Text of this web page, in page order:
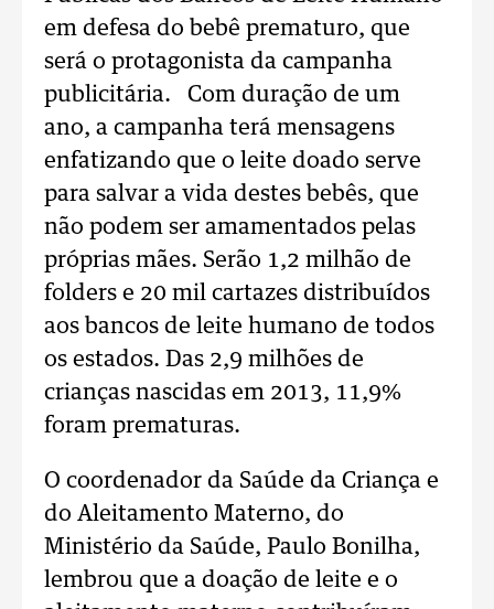
em defesa do bebê prematuro, que
será o protagonista da campanha
publicitária. Com duração de um
ano, a campanha terá mensagens
enfatizando que o leite doado serve
para salvar a vida destes bebês, que
não podem ser amamentados pelas
próprias mães. Serão 1,2 milhão de
folders e 20 mil cartazes distribuídos
aos bancos de leite humano de todos
os estados. Das 2,9 milhões de
crianças nascidas em 2013, 11,9%
foram prematuras.
O coordenador da Saúde da Criança e
do Aleitamento Materno, do
Ministério da Saúde, Paulo Bonilha,
lembrou que a doação de leite e o